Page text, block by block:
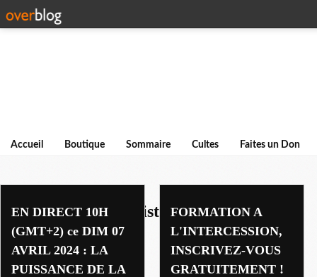
Accueil Boutique Sommaire Cultes Faites un Don
academy of the ministries
EN DIRECT 10H
(GMT+2) ce DIM 07
AVRIL 2024 : LA
PUISSANCE DE LA
FORMATION A
L'INTERCESSION,
INSCRIVEZ-VOUS
GRATUITEMENT !